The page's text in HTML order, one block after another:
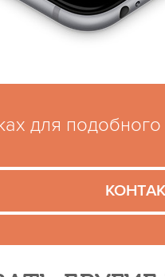
для